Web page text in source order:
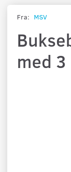
Fra: MSV
med